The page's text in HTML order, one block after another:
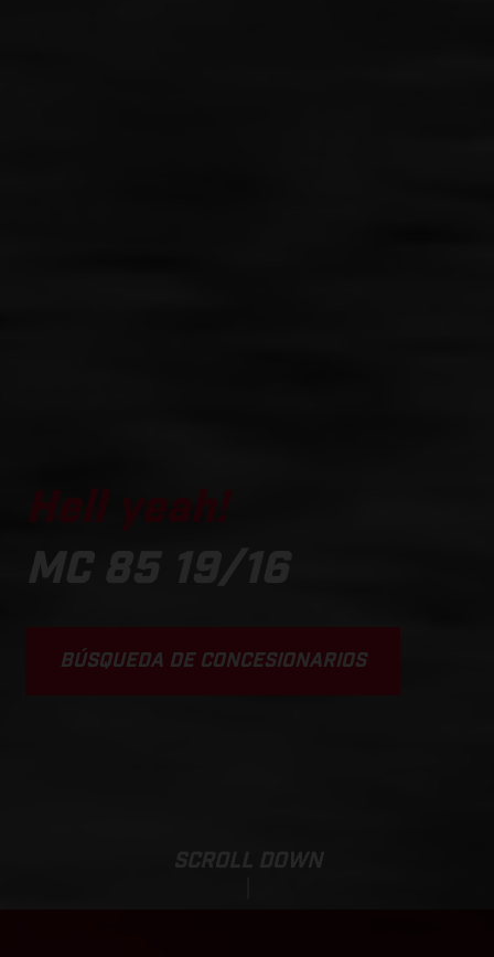
MC 85 19/16
BÚSQUEDA DE CONCESIONARIOS
SCROLL DOWN